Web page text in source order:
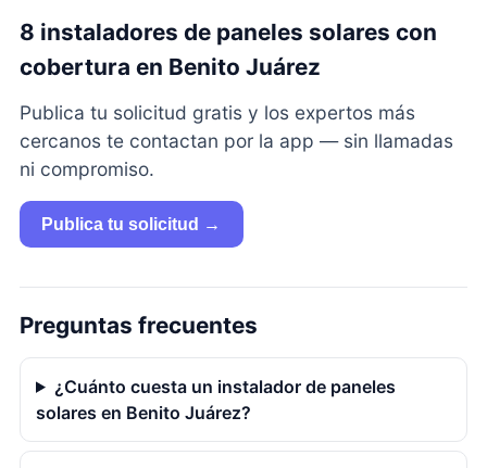
8 instaladores de paneles solares con
cobertura en Benito Juárez
Publica tu solicitud gratis y los expertos más
cercanos te contactan por la app — sin llamadas
ni compromiso.
Publica tu solicitud →
Preguntas frecuentes
¿Cuánto cuesta un instalador de paneles
solares en Benito Juárez?